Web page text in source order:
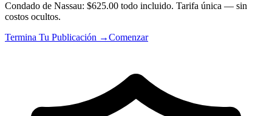
Condado de Nassau: $625.00 todo incluido. Tarifa única — sin
costos ocultos.
Termina Tu Publicación →Comenzar